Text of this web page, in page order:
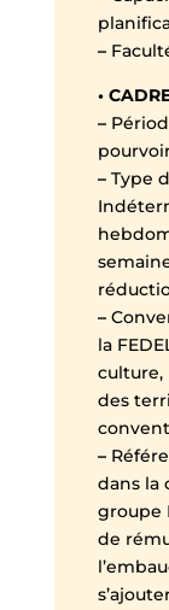
–
•
–
–Type
–
la
culture,
des
–
dans la
groupe
de